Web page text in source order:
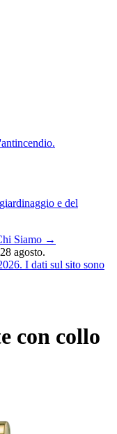
e del
Siamo →
agosto.
I dati sul sito sono
con collo